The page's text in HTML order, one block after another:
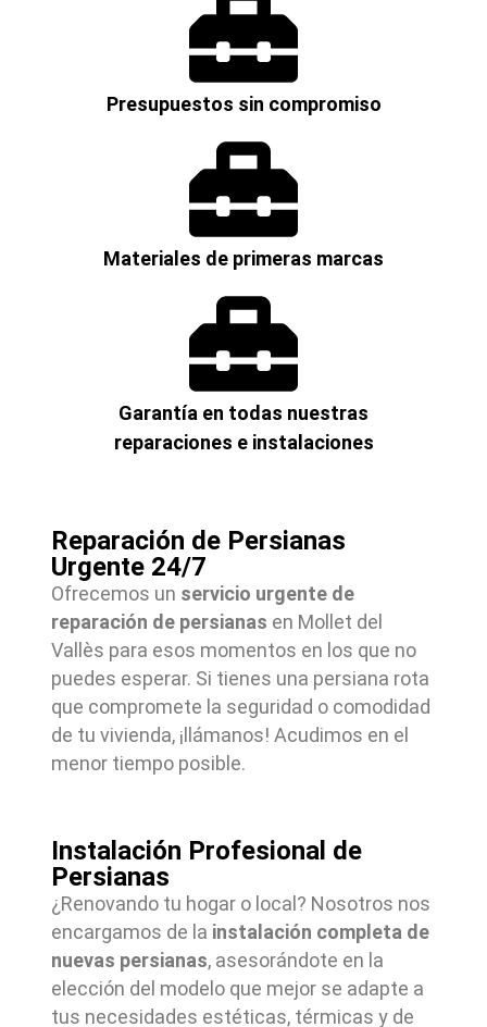
Presupuestos sin compromiso
Materiales de primeras marcas
Garantía en todas nuestras
reparaciones e instalaciones
Reparación de Persianas
Urgente 24/7
Ofrecemos un servicio urgente de
reparación de persianas en Mollet del
Vallès para esos momentos en los que no
puedes esperar. Si tienes una persiana rota
que compromete la seguridad o comodidad
de tu vivienda, ¡llámanos! Acudimos en el
menor tiempo posible.
Instalación Profesional de
Persianas
¿Renovando tu hogar o local? Nosotros nos
encargamos de la instalación completa de
nuevas persianas, asesorándote en la
elección del modelo que mejor se adapte a
tus necesidades estéticas, térmicas y de